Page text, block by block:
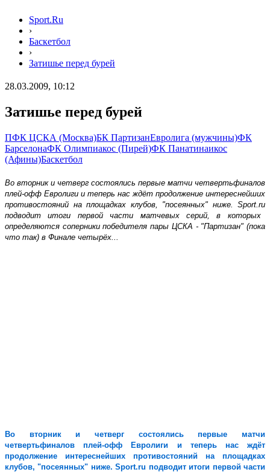
Sport.Ru
›
Баскетбол
›
Затишье перед бурей
28.03.2009, 10:12
Затишье перед бурей
ПФК ЦСКА (Москва)БК ПартизанЕвролига (мужчины)ФК
БарселонаФК Олимпиакос (Пирей)ФК Панатинаикос
(Афины)Баскетбол
Во вторник и четверг состоялись первые матчи четвертьфиналов
плей-офф Евролиги и теперь нас ждёт продолжение интереснейших
противостояний на площадках клубов, ʺпосеянныхʺ ниже. Sport ru
подводит итоги первой части матчевых серий, в которых
определяются соперники победителя пары ЦСКА - ʺПартизанʺ (пока
что так) в Финале четырёх...
Во вторник и четверг состоялись первые матчи
четвертьфиналов плей-офф Евролиги и теперь нас ждёт
продолжение интереснейших противостояний на площадках
клубов, ʺпосеянныхʺ ниже.Sport.ru подводит итоги первой части